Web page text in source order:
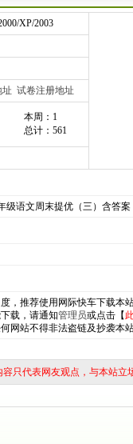
XP/2003
址 试卷注册地址
本周：1
总计：561
级语文周末提优（三）含答案
，推荐使用网际快车下载本站
载，请通知管理员或点击【
网站不得非法盗链及抄袭本
容只代表网友观点，与本站立